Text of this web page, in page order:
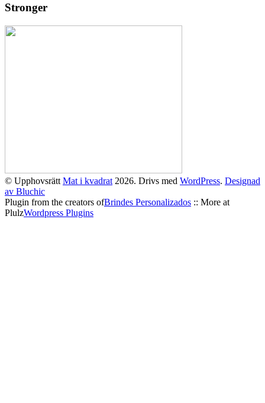
Stronger
© Upphovsrätt Mat i kvadrat 2026. Drivs med WordPress. Designad
av Bluchic
Plugin from the creators ofBrindes Personalizados :: More at
PlulzWordpress Plugins